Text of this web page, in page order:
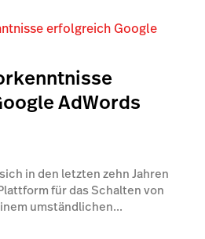
AdWords
in den letzten zehn Jahren
für das Schalten von
umständlichen...